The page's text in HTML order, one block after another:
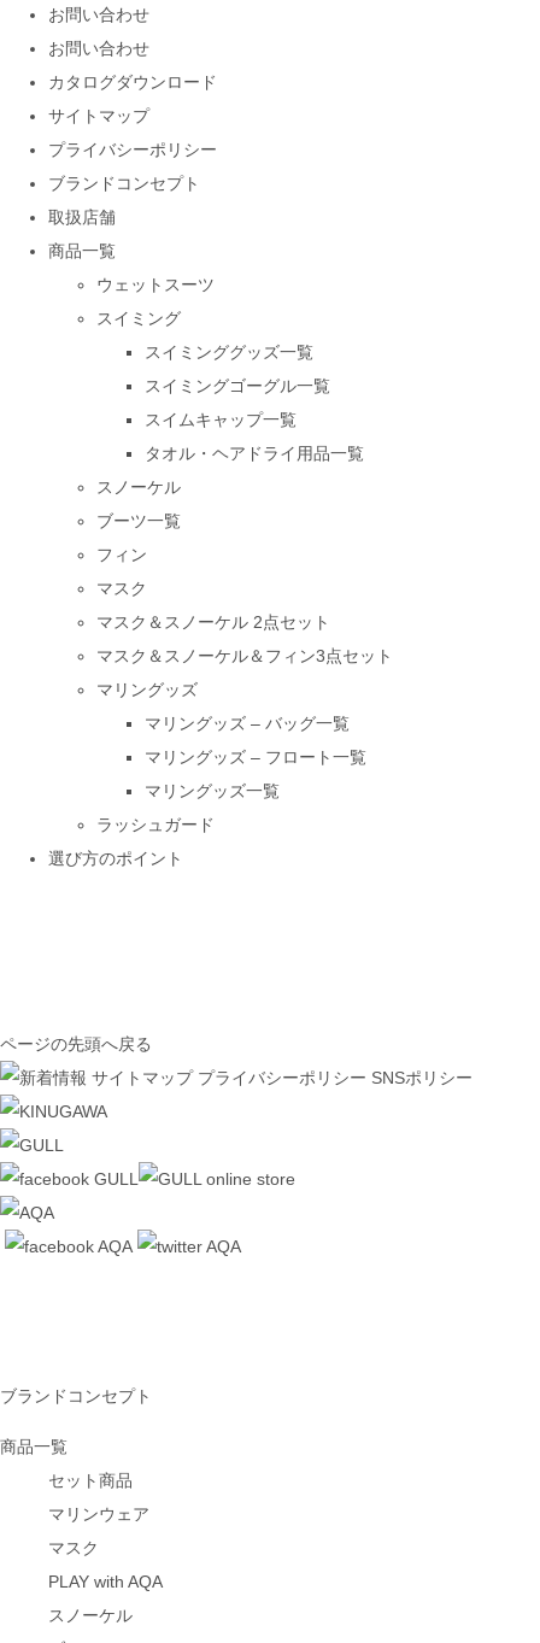
お問い合わせ
お問い合わせ
カタログダウンロード
サイトマップ
プライバシーポリシー
ブランドコンセプト
取扱店舗
商品一覧
ウェットスーツ
スイミング
スイミンググッズ一覧
スイミングゴーグル一覧
スイムキャップ一覧
タオル・ヘアドライ用品一覧
スノーケル
ブーツ一覧
フィン
マスク
マスク＆スノーケル 2点セット
マスク＆スノーケル＆フィン3点セット
マリングッズ
マリングッズ – バッグ一覧
マリングッズ – フロート一覧
マリングッズ一覧
ラッシュガード
選び方のポイント
ページの先頭へ戻る
サイトマップ プライバシーポリシー SNSポリシー
ブランドコンセプト
商品一覧
セット商品
マリンウェア
マスク
PLAY with AQA
スノーケル